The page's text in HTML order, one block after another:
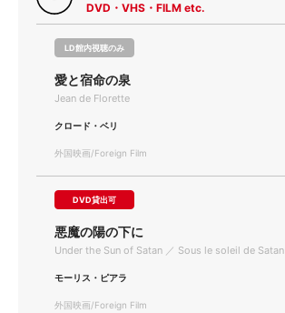
DVD・VHS・FILM etc.
LD館内視聴のみ
愛と宿命の泉
Jean de Florette
クロード・ベリ
外国映画/Foreign Film
DVD貸出可
悪魔の陽の下に
Under the Sun of Satan ／ Sous le soleil de Satan
モーリス・ピアラ
外国映画/Foreign Film